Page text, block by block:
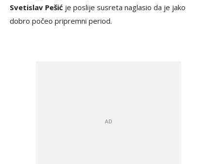
Svetislav Pešić je poslije susreta naglasio da je jako
dobro počeo pripremni period.